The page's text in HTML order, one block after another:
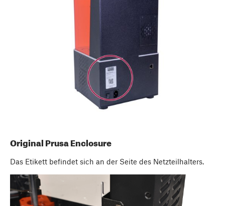
Original Prusa Enclosure
Das Etikett befindet sich an der Seite des Netzteilhalters.